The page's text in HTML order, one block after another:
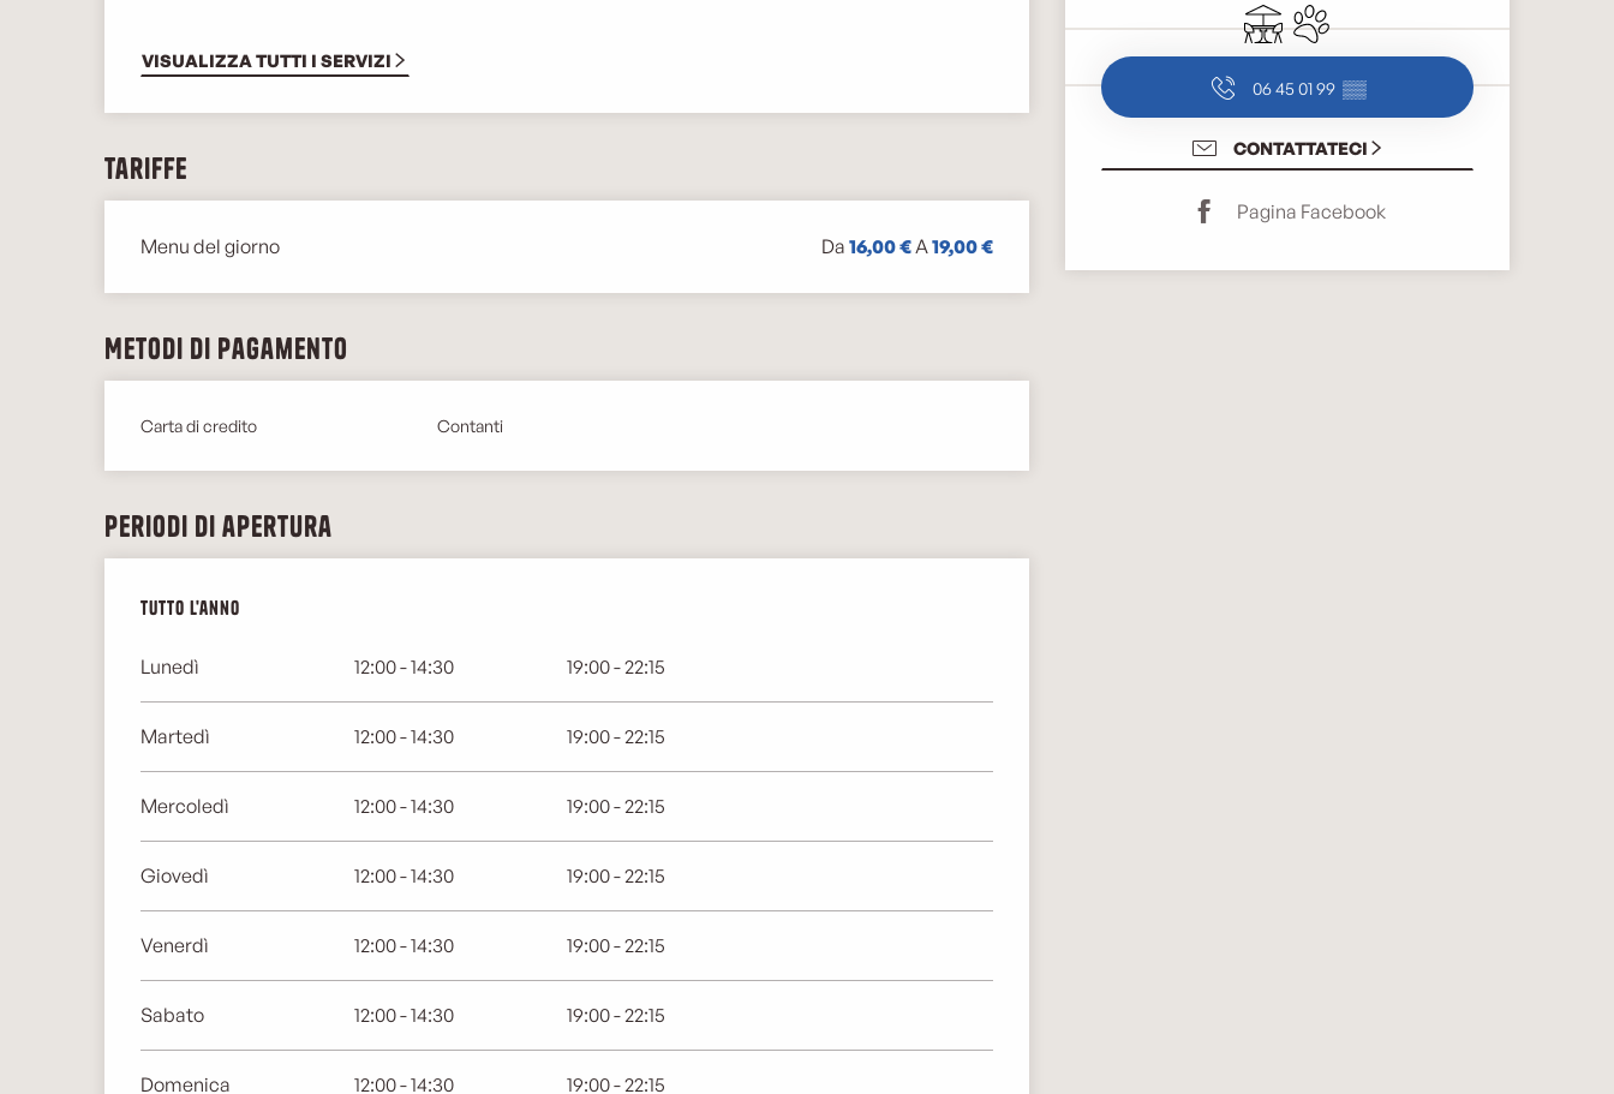
TerrazzaAnimali ammessi
06 45 01 99 ▒▒
CONTATTATECI
Pagina Facebook
VISUALIZZA TUTTI I SERVIZI
Tariffe
Tariffe 2026
Menu del giorno Da16,00 €A19,00 €
Metodi di pagamento
Carta di credito Contanti
Periodi di apertura
Tutto l'anno
Tutto l'anno
Lunedì 12:00 - 14:30 19:00 - 22:15
Martedì 12:00 - 14:30 19:00 - 22:15
Mercoledì 12:00 - 14:30 19:00 - 22:15
Giovedì 12:00 - 14:30 19:00 - 22:15
Venerdì 12:00 - 14:30 19:00 - 22:15
Sabato 12:00 - 14:30 19:00 - 22:15
Domenica 12:00 - 14:30 19:00 - 22:15